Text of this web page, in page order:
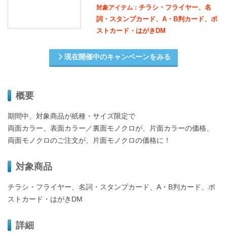
対象アイテム： チラシ・フライヤー、名
詞・スタンプカード、A・B判カード、ポ
ストカード・はがきDM
現在開催中のキャンペーンをみる
概要
期間中、対象商品が紙種・サイズ限定で
両面カラー、表面カラー／裏面モノクロが、片面カラーの価格、
両面モノクロのご注文が、片面モノクロの価格に！
対象商品
チラシ・フライヤー、名詞・スタンプカード、A・B判カード、ポ
ストカード・はがきDM
詳細